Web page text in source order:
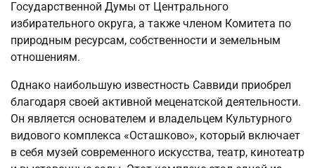
Государственной Думы от Центрального
избирательного округа, а также членом Комитета по
природным ресурсам, собственности и земельным
отношениям.
Однако наибольшую известность Саввиди приобрел
благодаря своей активной меценатской деятельности.
Он является основателем и владельцем Культурного
видового комплекса «Осташково», который включает
в себя музей современного искусства, театр, кинотеатр